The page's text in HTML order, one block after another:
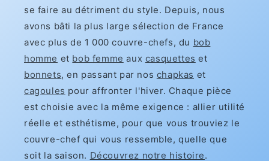
se faire au détriment du style. Depuis, nous
avons bâti la plus large sélection de France
avec plus de 1 000 couvre-chefs, du bob
homme et bob femme aux casquettes et
bonnets, en passant par nos chapkas et
cagoules pour affronter l'hiver. Chaque pièce
est choisie avec la même exigence : allier utilité
réelle et esthétisme, pour que vous trouviez le
couvre-chef qui vous ressemble, quelle que
soit la saison. Découvrez notre histoire.